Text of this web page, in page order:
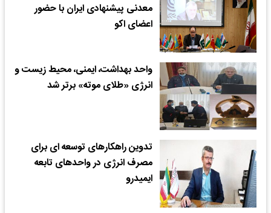
معدنی پیشنهادی ایران با حضور
اعضای اکو
واحد بهداشت، ایمنی، محیط زیست و
انرژی «طلای موته» برتر شد
تدوین راهکارهای توسعه ای برای
مصرف انرژی در واحدهای تابعه
ایمیدرو